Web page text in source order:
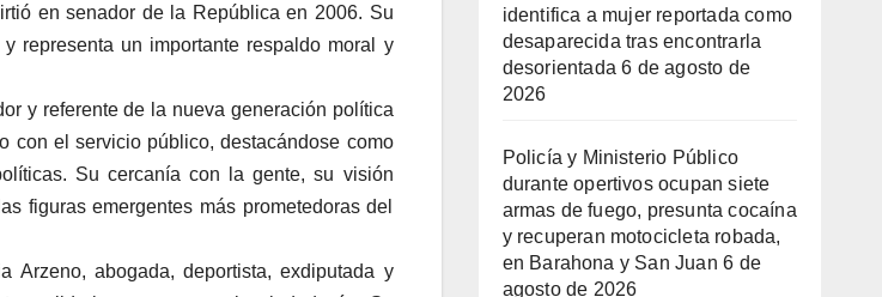
en senador de la República en 2006. Su
representa un importante respaldo moral y
y referente de la nueva generación política
con el servicio público, destacándose como
Su cercanía con la gente, su visión
figuras emergentes más prometedoras del
Arzeno, abogada, deportista, exdiputada y
identifica a mujer reportada como
desaparecida tras encontrarla
desorientada 6 de agosto de
2026
Policía y Ministerio Público
durante opertivos ocupan siete
armas de fuego, presunta cocaína
y recuperan motocicleta robada,
en Barahona y San Juan 6 de
agosto de 2026